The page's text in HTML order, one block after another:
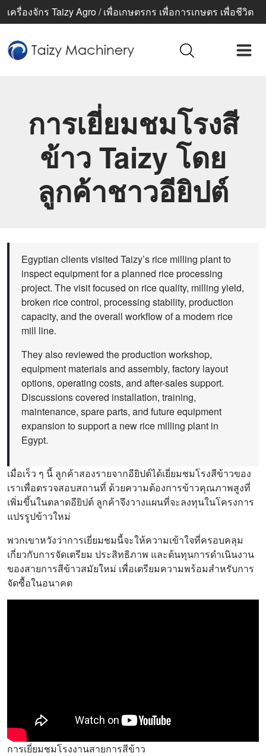
เครื่องจักร Taizy Agro / เพื่อเกษตรกร เพื่อการเกษตร เพื่อชีวิต
การเยี่ยมชมโรงสี
ข้าว Taizy โดย
ลูกค้าชาวอียิปต์
Egyptian clients visited Taizy’s rice milling plant to
inspect equipment for a planned rice processing
project. The visit focused on rice quality, milling yield,
broken rice control, processing stability, production
capacity, and the overall workflow of a modern rice
mill line.
They also reviewed the production workshop,
equipment materials and assembly, factory layout
options, operating costs, and after-sales support.
Discussions covered installation, training,
maintenance, spare parts, and future equipment
expansion to support a new rice milling plant in
Egypt.
เมื่อเร็ว ๆ นี้ ลูกค้าสองรายจากอียิปต์ได้เยี่ยมชมโรงสีข้าวของ
เราเพื่อตรวจสอบสถานที่ ด้วยความต้องการข้าวคุณภาพสูงที่
เพิ่มขึ้นในตลาดอียิปต์ ลูกค้าจึงวางแผนที่จะลงทุนในโครงการ
แปรรูปข้าวใหม่
พวกเขาหวังว่าการเยี่ยมชมนี้จะให้ความเข้าใจที่ครอบคลุม
เกี่ยวกับการจัดเตรียม ประสิทธิภาพ และต้นทุนการดำเนินงาน
ของสายการสีข้าวสมัยใหม่ เพื่อเตรียมความพร้อมสำหรับการ
จัดซื้อในอนาคต
การเยี่ยมชมโรงงานสายการสีข้าว